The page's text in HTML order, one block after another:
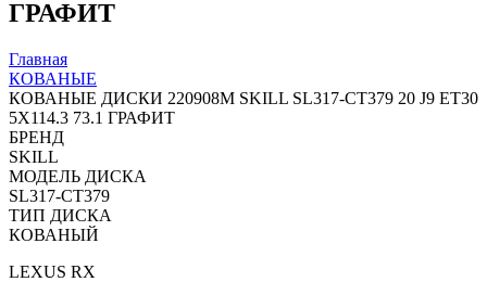
ГРАФИТ
Главная
КОВАНЫЕ
КОВАНЫЕ ДИСКИ 220908M SKILL SL317-CT379 20 J9 ET30
5X114.3 73.1 ГРАФИТ
БРЕНД
SKILL
МОДЕЛЬ ДИСКА
SL317-CT379
ТИП ДИСКА
КОВАНЫЙ
LEXUS RX